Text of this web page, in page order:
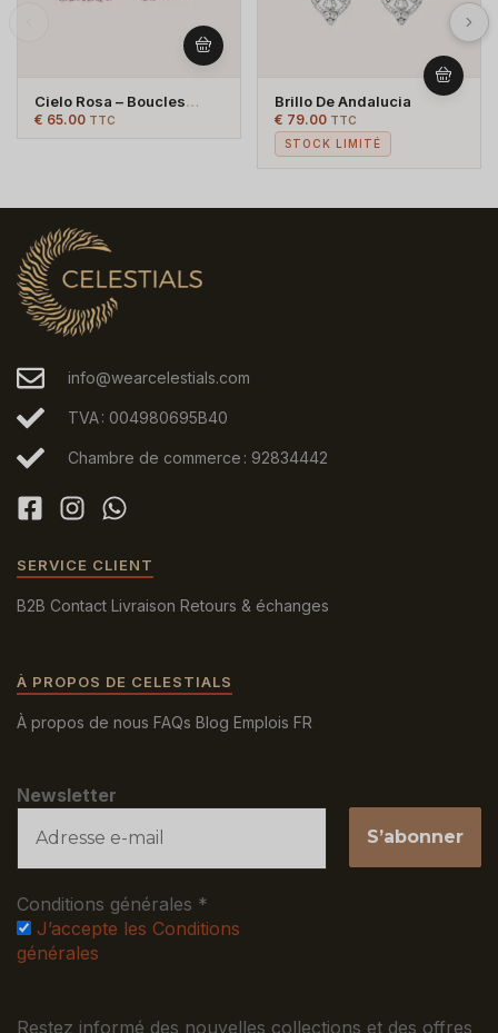
Cielo Rosa – Boucles
D’oreilles Jhumka Roses
€ 65.00 TTC
Brillo De Andalucia
€ 79.00 TTC
STOCK LIMITÉ
info@wearcelestials.com
TVA : 004980695B40
Chambre de commerce : 92834442
SERVICE CLIENT
B2B Contact Livraison Retours & échanges
À PROPOS DE CELESTIALS
À propos de nous FAQs Blog Emplois FR
Newsletter
Conditions générales *
J’accepte les Conditions
générales
Restez informé des nouvelles collections et des offres